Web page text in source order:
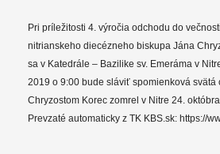
Pri príležitosti 4. výročia odchodu do
nitrianskeho diecézneho biskupa Jána
sa v Katedrále – Bazilike sv. Emeráma v
2019 o 9:00 bude sláviť spomienková svätá
Chryzostom Korec zomrel v Nitre 24.
Prevzaté automaticky z TK KBS.sk: https://